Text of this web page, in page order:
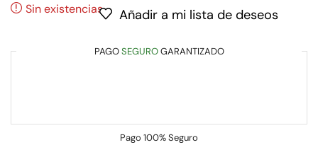
Sin existencias Añadir a mi lista de deseos
PAGOSEGUROGARANTIZADO
Pago 100% Seguro